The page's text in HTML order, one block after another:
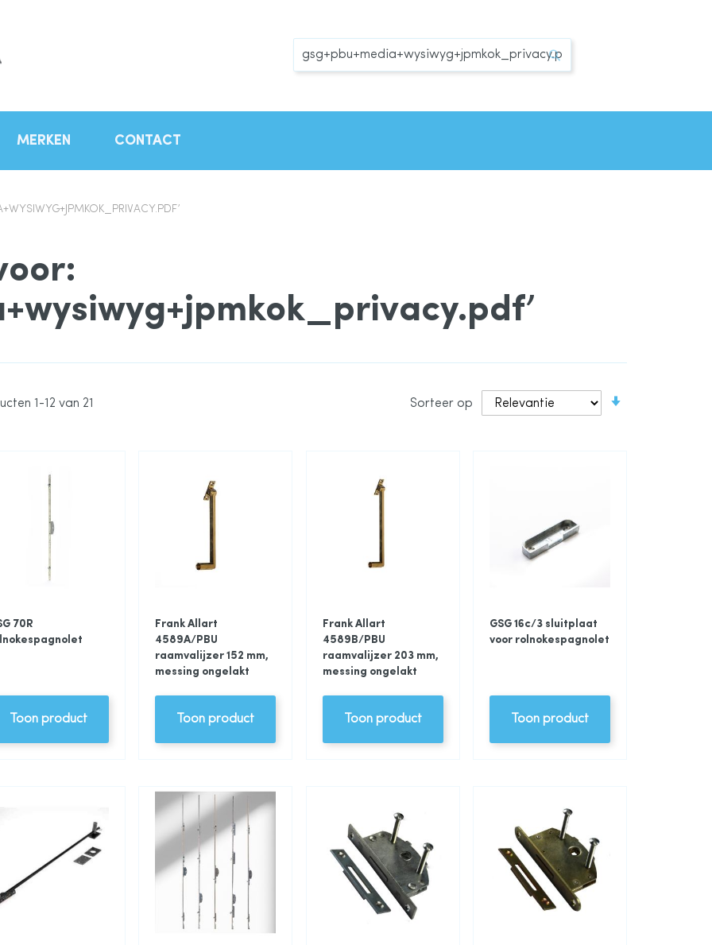
Zoek Zoek
MERKEN CONTACT
1-12 van 21 Sorteer op
70R
Toon product
Frank Allart
4589A/PBU
raamvalijzer 152 mm,
messing ongelakt
Toon product
Frank Allart
4589B/PBU
raamvalijzer 203 mm,
messing ongelakt
Toon product
GSG 16c/3 sluitplaat
voor rolnokespagnolet
Toon product